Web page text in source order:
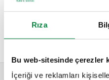
Rıza
Bu web-sitesinde çerezler
İçeriği ve reklamları
Diferansiyel by-pass vanası,
kapatılan vanaların sayısıyla
sağlar.